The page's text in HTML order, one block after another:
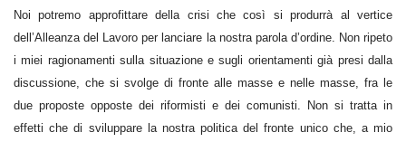
Noi potremo approfittare della crisi che così si produrrà al vertice
dell’Alleanza del Lavoro per lanciare la nostra parola d’ordine. Non ripeto
i miei ragionamenti sulla situazione e sugli orientamenti già presi dalla
discussione, che si svolge di fronte alle masse e nelle masse, fra le
due proposte opposte dei riformisti e dei comunisti. Non si tratta in
effetti che di sviluppare la nostra politica del fronte unico che, a mio